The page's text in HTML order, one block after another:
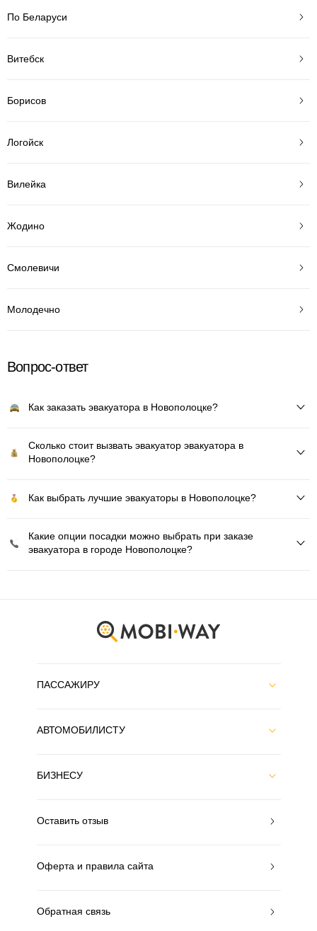
По Беларуси
Витебск
Борисов
Логойск
Вилейка
Жодино
Смолевичи
Молодечно
Вопрос-ответ
Как заказать эвакуатора в Новополоцке?
Сколько стоит вызвать эвакуатор эвакуатора в
Новополоцке?
Как выбрать лучшие эвакуаторы в Новополоцке?
Какие опции посадки можно выбрать при заказе
эвакуатора в городе Новополоцке?
ПАССАЖИРУ
АВТОМОБИЛИСТУ
БИЗНЕСУ
Оставить отзыв
Оферта и правила сайта
Обратная связь